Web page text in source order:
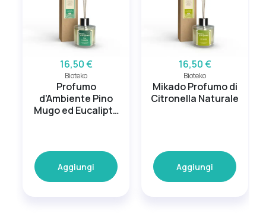
16,50 €
Bioteko
Profumo
d'Ambiente Pino
Mugo ed Eucalipto
Aggiungi
16,50 €
Bioteko
Mikado Profumo di
Citronella Naturale
Aggiungi